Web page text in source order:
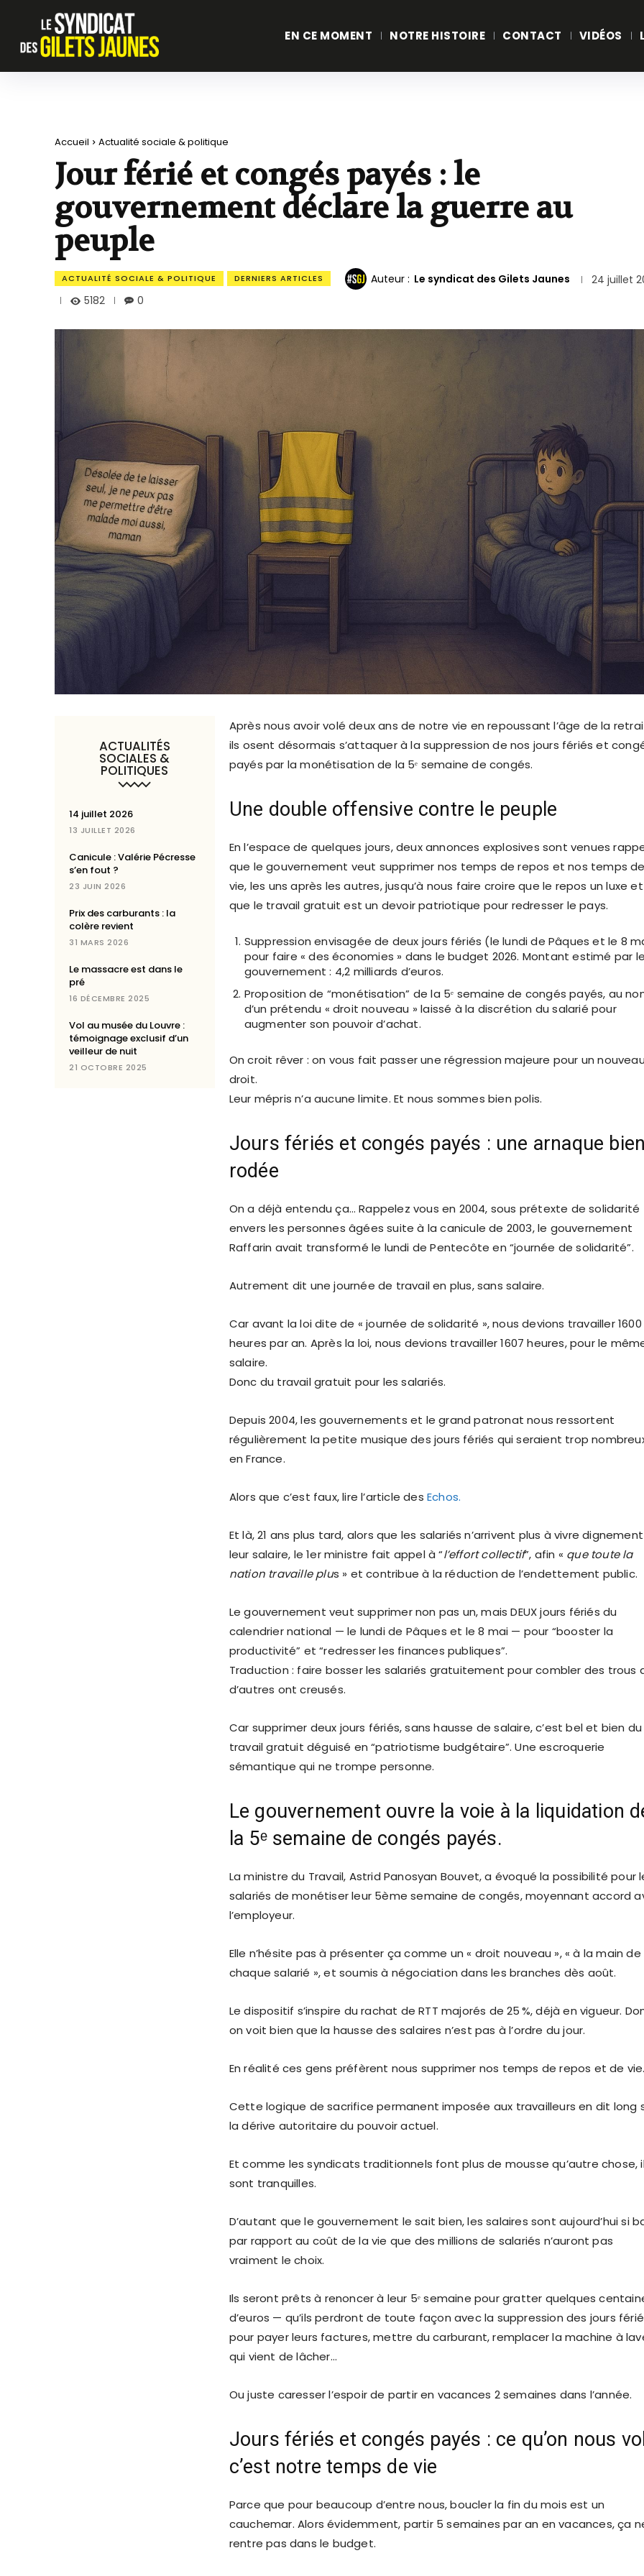
EN CE MOMENT NOTRE HISTOIRE CONTACT VIDÉOS
Accueil Actualité sociale & politique
Jour férié et congés payés : le
gouvernement déclare la guerre au
peuple
ACTUALITÉ SOCIALE & POLITIQUE DERNIERS ARTICLES Auteur : Le syndicat des Gilets Jaunes
24 juillet
5182
0
ACTUALITÉS
SOCIALES &
POLITIQUES
14 juillet 2026
13 JUILLET 2026
Canicule : Valérie Pécresse
s’en fout ?
23 JUIN 2026
Prix des carburants : la
colère revient
31 MARS 2026
Le massacre est dans le
pré
16 DÉCEMBRE 2025
Vol au musée du Louvre :
témoignage exclusif d’un
veilleur de nuit
21 OCTOBRE 2025
Après nous avoir volé deux ans de notre vie en repoussant l’âge de la
ils osent désormais s’attaquer à la suppression de nos jours fériés et
payés par la monétisation de la 5ᵉ semaine de congés.
Une double offensive contre le peuple
En l’espace de quelques jours, deux annonces explosives sont venues
que le gouvernement veut supprimer nos temps de repos et nos temps de
vie, les uns après les autres, jusqu’à nous faire croire que le repos un luxe et
que le travail gratuit est un devoir patriotique pour redresser le pays.
Suppression envisagée de deux jours fériés (le lundi de Pâques et le 8
pour faire « des économies » dans le budget 2026. Montant estimé par le
gouvernement : 4,2 milliards d’euros.
Proposition de “monétisation” de la 5ᵉ semaine de congés payés, au
d’un prétendu « droit nouveau » laissé à la discrétion du salarié pour
augmenter son pouvoir d’achat.
On croit rêver : on vous fait passer une régression majeure pour un nouveau
droit.
Leur mépris n’a aucune limite. Et nous sommes bien polis.
Jours fériés et congés payés : une arnaque bien
rodée
On a déjà entendu ça… Rappelez vous en 2004, sous prétexte de solidarité
envers les personnes âgées suite à la canicule de 2003, le gouvernement
Raffarin avait transformé le lundi de Pentecôte en “journée de solidarité”.
Autrement dit une journée de travail en plus, sans salaire.
Car avant la loi dite de « journée de solidarité », nous devions travailler 1600
heures par an. Après la loi, nous devions travailler 1607 heures, pour le
salaire.
Donc du travail gratuit pour les salariés.
Depuis 2004, les gouvernements et le grand patronat nous ressortent
régulièrement la petite musique des jours fériés qui seraient trop
en France.
Alors que c’est faux, lire l’article des Echos.
Et là, 21 ans plus tard, alors que les salariés n’arrivent plus à vivre
leur salaire, le 1er ministre fait appel à “l’effort collectif”, afin « que toute la
nation travaille plus » et contribue à la réduction de l’endettement public.
Le gouvernement veut supprimer non pas un, mais DEUX jours fériés du
calendrier national — le lundi de Pâques et le 8 mai — pour “booster la
productivité” et “redresser les finances publiques”.
Traduction : faire bosser les salariés gratuitement pour combler des trous
d’autres ont creusés.
Car supprimer deux jours fériés, sans hausse de salaire, c’est bel et bien du
travail gratuit déguisé en “patriotisme budgétaire”. Une escroquerie
sémantique qui ne trompe personne.
Le gouvernement ouvre la voie à la liquidation
la 5ᵉ semaine de congés payés.
La ministre du Travail, Astrid Panosyan Bouvet, a évoqué la possibilité pour
salariés de monétiser leur 5ème semaine de congés, moyennant accord
l’employeur.
Elle n’hésite pas à présenter ça comme un « droit nouveau », « à la main de
chaque salarié », et soumis à négociation dans les branches dès août.
Le dispositif s’inspire du rachat de RTT majorés de 25 %, déjà en vigueur.
on voit bien que la hausse des salaires n’est pas à l’ordre du jour.
En réalité ces gens préfèrent nous supprimer nos temps de repos et de vie.
Cette logique de sacrifice permanent imposée aux travailleurs en dit long
la dérive autoritaire du pouvoir actuel.
Et comme les syndicats traditionnels font plus de mousse qu’autre chose,
sont tranquilles.
D’autant que le gouvernement le sait bien, les salaires sont aujourd’hui si
par rapport au coût de la vie que des millions de salariés n’auront pas
vraiment le choix.
Ils seront prêts à renoncer à leur 5ᵉ semaine pour gratter quelques
d’euros — qu’ils perdront de toute façon avec la suppression des jours
pour payer leurs factures, mettre du carburant, remplacer la machine à
qui vient de lâcher…
Ou juste caresser l’espoir de partir en vacances 2 semaines dans l’année.
Jours fériés et congés payés : ce qu’on nous
c’est notre temps de vie
Parce que pour beaucoup d’entre nous, boucler la fin du mois est un
cauchemar. Alors évidemment, partir 5 semaines par an en vacances, ça
rentre pas dans le budget.